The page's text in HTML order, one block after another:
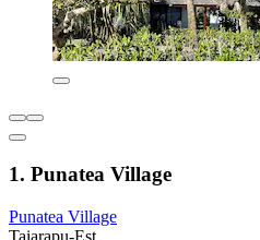
1. Punatea Village
Punatea Village
Taiarapu-Est